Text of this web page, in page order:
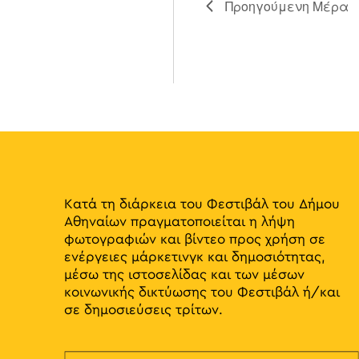
Προηγούμενη Μέρα
Κατά τη διάρκεια του Φεστιβάλ του Δήμου
Αθηναίων πραγματοποιείται η λήψη
φωτογραφιών και βίντεο προς χρήση σε
ενέργειες μάρκετινγκ και δημοσιότητας,
μέσω της ιστοσελίδας και των μέσων
κοινωνικής δικτύωσης του Φεστιβάλ ή/και
σε δημοσιεύσεις τρίτων.